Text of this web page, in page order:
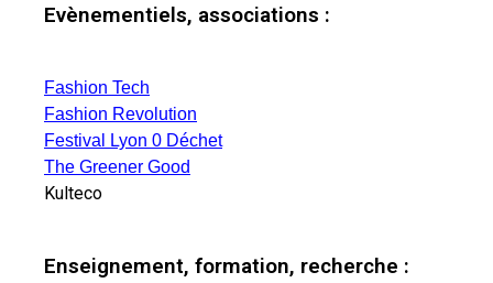
Evènementiels, associations :
Fashion Tech
Fashion Revolution
Festival Lyon 0 Déchet
The Greener Good
Kulteco
Enseignement, formation, recherche :